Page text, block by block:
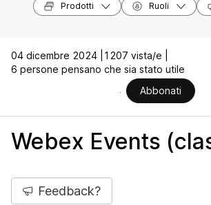
Prodotti Ruoli
04 dicembre 2024 |
1207 vista/e |
6 persone pensano che sia stato utile
Abbonati
Webex Events
Feedback?